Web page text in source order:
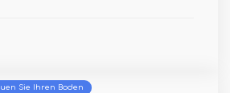
Sie Ihren Boden